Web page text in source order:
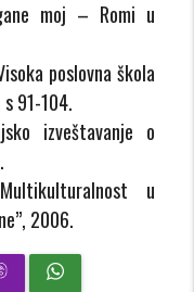
moj – Romi u
poslovna škola
91-104.
izveštavanje o
u
2006.